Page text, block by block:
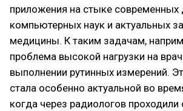
приложения на стыке современных
компьютерных наук и актуальных
медицины. К таким задачам,
проблема высокой нагрузки на
выполнении рутинных измерений.
стала особенно актуальной во
когда через радиологов проходили